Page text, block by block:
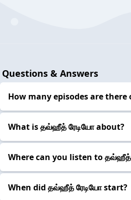
Questions & Answers
How many episodes are there
What is தவ்ஹீத் ரேடியோ about?
Where can you listen to தவ்ஹீத்
When did தவ்ஹீத் ரேடியோ start?